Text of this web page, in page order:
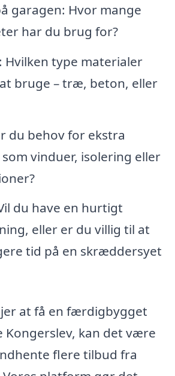
garagen: Hvor mange
har du brug for?
Hvilken type materialer
bruge – træ, beton, eller
du behov for ekstra
vinduer, isolering eller
du have en hurtigt
eller er du villig til at
tid på en skræddersyet
at få en færdigbygget
Kongerslev, kan det være
flere tilbud fra